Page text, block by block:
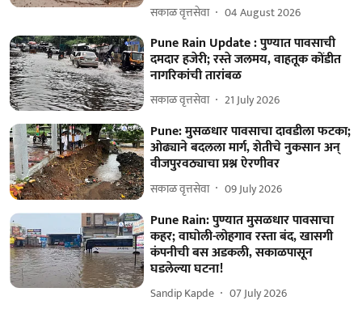
सकाळ वृत्तसेवा 04 August 2026
Pune Rain Update : पुण्यात पावसाची
दमदार हजेरी; रस्ते जलमय, वाहतूक कोंडीत
नागरिकांची तारांबळ
सकाळ वृत्तसेवा 21 July 2026
Pune: मुसळधार पावसाचा दावडीला फटका;
ओढ्याने बदलला मार्ग, शेतीचे नुकसान अन्
वीजपुरवठ्याचा प्रश्न ऐरणीवर
सकाळ वृत्तसेवा 09 July 2026
Pune Rain: पुण्यात मुसळधार पावसाचा
कहर; वाघोली-लोहगाव रस्ता बंद, खासगी
कंपनीची बस अडकली, सकाळपासून
घडलेल्या घटना!
Sandip Kapde 07 July 2026